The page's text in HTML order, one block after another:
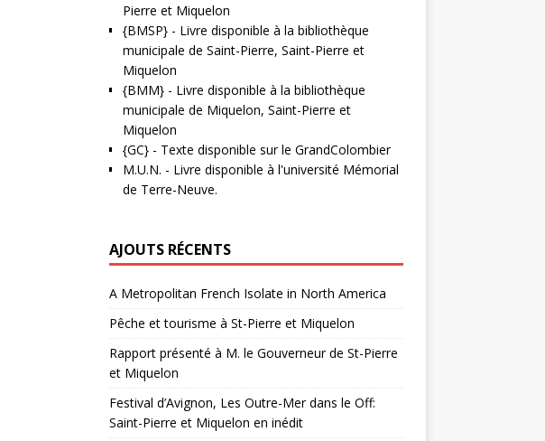
Pierre et Miquelon
{BMSP}- Livre disponible à la bibliothèque
municipale de Saint-Pierre, Saint-Pierre et
Miquelon
{BMM}- Livre disponible à la bibliothèque
municipale de Miquelon, Saint-Pierre et
Miquelon
{GC}- Texte disponible sur le GrandColombier
M.U.N. - Livre disponible à l'université Mémorial
de Terre-Neuve.
AJOUTS RÉCENTS
A Metropolitan French Isolate in North America
Pêche et tourisme à St-Pierre et Miquelon
Rapport présenté à M. le Gouverneur de St-Pierre
et Miquelon
Festival d’Avignon, Les Outre-Mer dans le Off:
Saint-Pierre et Miquelon en inédit